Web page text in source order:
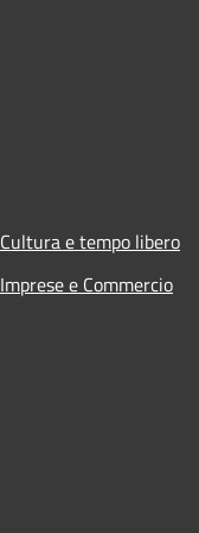
Cultura e tempo libero
Imprese e Commercio